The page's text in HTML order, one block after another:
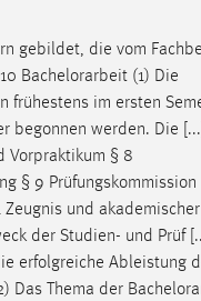
gebildet, die vom
Bachelorarbeit (1) Die
frühestens im ersten
begonnen werden. Die
Vorpraktikum § 8
§ 9 Prüfungskommission
Zeugnis und
der Studien- und Prüf
erfolgreiche Ableistung
Das Thema der